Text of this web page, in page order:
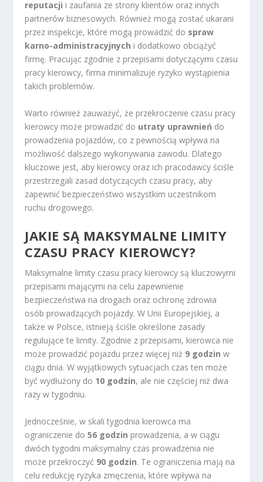
reputacji i zaufania ze strony klientów oraz innych
partnerów biznesowych. Również mogą zostać ukarani
przez inspekcje, które mogą prowadzić do spraw
karno-administracyjnych i dodatkowo obciążyć
firmę. Pracując zgodnie z przepisami dotyczącymi czasu
pracy kierowcy, firma minimalizuje ryzyko wystąpienia
takich problemów.
Warto również zauważyć, że przekroczenie czasu pracy
kierowcy może prowadzić do utraty uprawnień do
prowadzenia pojazdów, co z pewnością wpływa na
możliwość dalszego wykonywania zawodu. Dlatego
kluczowe jest, aby kierowcy oraz ich pracodawcy ściśle
przestrzegali zasad dotyczących czasu pracy, aby
zapewnić bezpieczeństwo wszystkim uczestnikom
ruchu drogowego.
JAKIE SĄ MAKSYMALNE LIMITY
CZASU PRACY KIEROWCY?
Maksymalne limity czasu pracy kierowcy są kluczowymi
przepisami mającymi na celu zapewnienie
bezpieczeństwa na drogach oraz ochronę zdrowia
osób prowadzących pojazdy. W Unii Europejskiej, a
także w Polsce, istnieją ściśle określone zasady
regulujące te limity. Zgodnie z przepisami, kierowca nie
może prowadzić pojazdu przez więcej niż 9 godzin w
ciągu dnia. W wyjątkowych sytuacjach czas ten może
być wydłużony do 10 godzin, ale nie częściej niż dwa
razy w tygodniu.
Jednocześnie, w skali tygodnia kierowca ma
ograniczenie do56 godzin prowadzenia, a w ciągu
dwóch tygodni maksymalny czas prowadzenia nie
może przekroczyć 90 godzin. Te ograniczenia mają na
celu redukcję ryzyka zmęczenia, które wpływa na